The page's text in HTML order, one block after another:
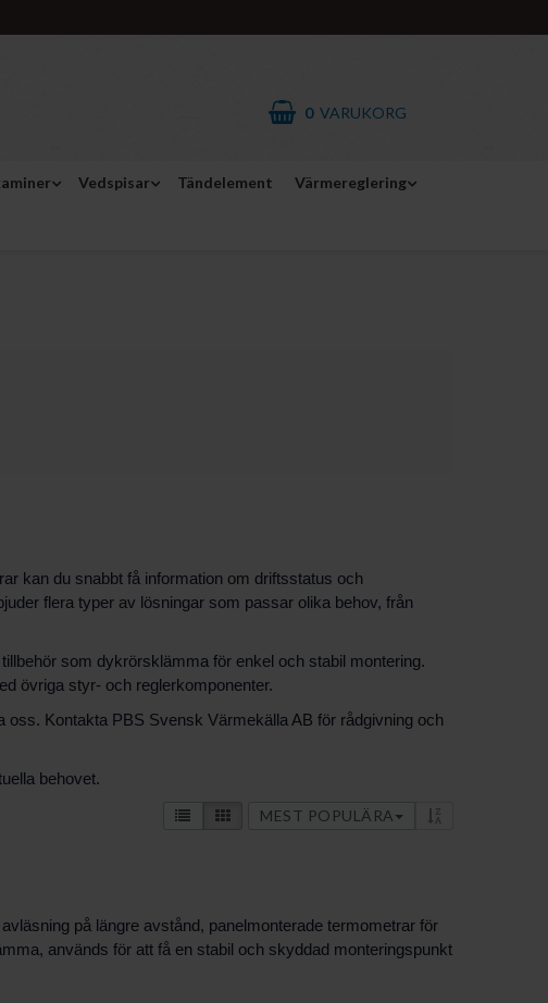
0 VARUKORG
Vedspisar Tändelement Värmereglering
kan du snabbt få information om driftsstatus och
flera typer av lösningar som passar olika behov, från
som dykrörsklämma för enkel och stabil montering.
övriga styr- och reglerkomponenter.
Kontakta PBS Svensk Värmekälla AB för rådgivning och
behovet.
MEST POPULÄRA
på längre avstånd, panelmonterade termometrar för
används för att få en stabil och skyddad monteringspunkt